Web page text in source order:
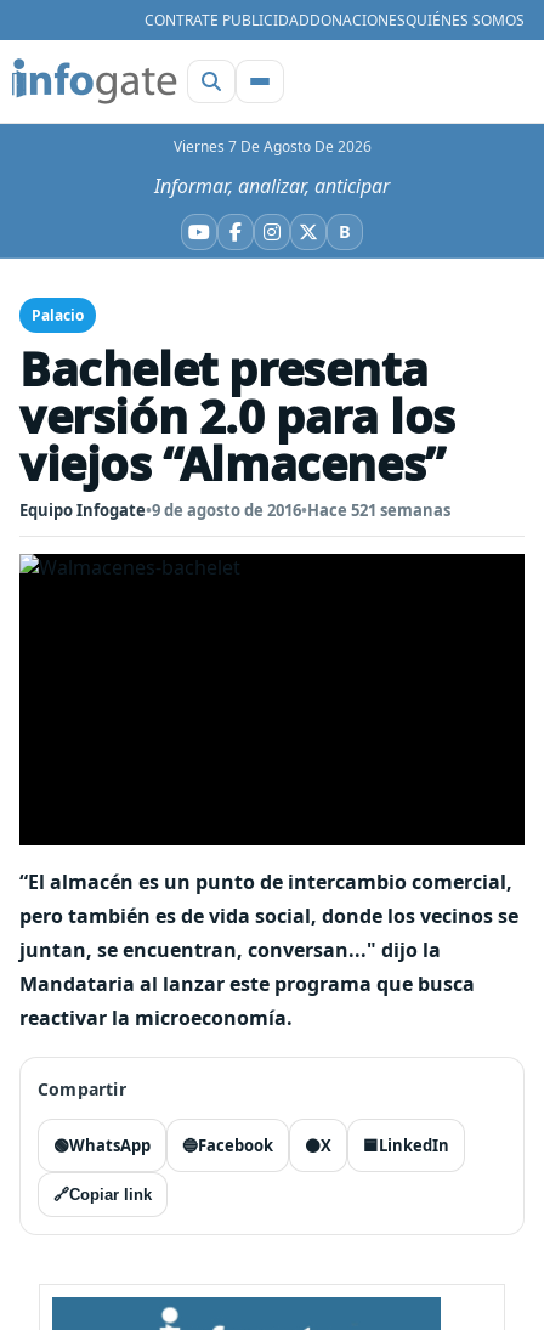
CONTRATE PUBLICIDADDONACIONESQUIÉNES SOMOS
Viernes 7 De Agosto De 2026
Informar, analizar, anticipar
YouTube
Facebook
Instagram
X BBluesky
Palacio
Bachelet presenta
versión 2.0 para los
viejos “Almacenes”
Equipo Infogate•9 de agosto de 2016•Hace 521 semanas
“El almacén es un punto de intercambio comercial,
pero también es de vida social, donde los vecinos se
juntan, se encuentran, conversan..." dijo la
Mandataria al lanzar este programa que busca
reactivar la microeconomía.
Compartir
🟢WhatsApp 🔵Facebook ⚫X 🟦LinkedIn
🔗Copiar link